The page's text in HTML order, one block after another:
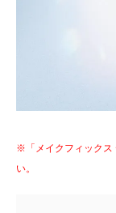
※「メイクフィックス
い。